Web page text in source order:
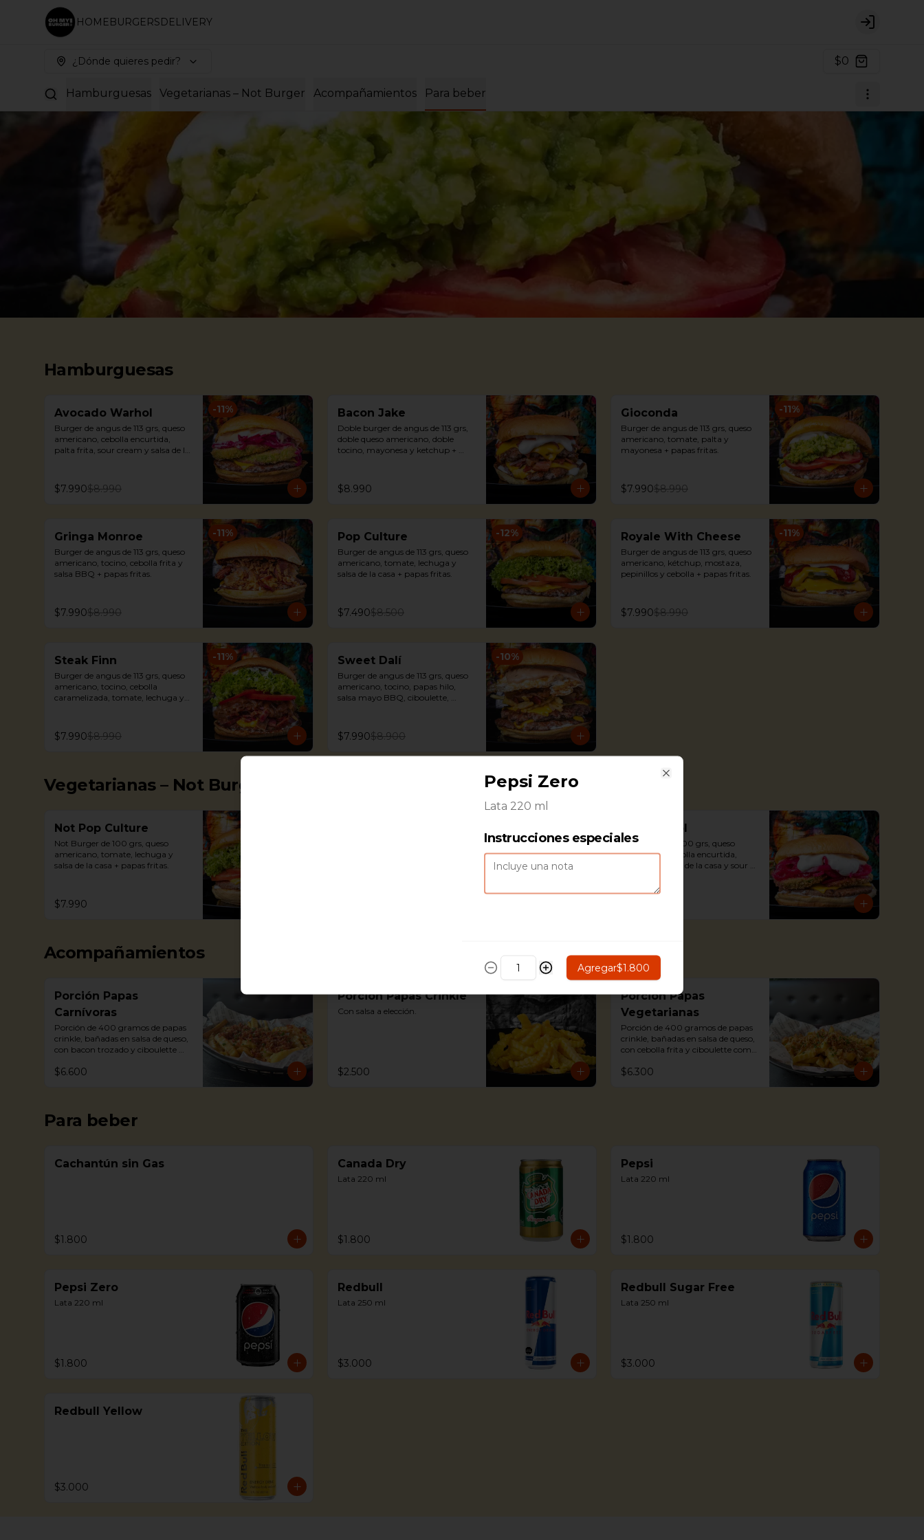
HOMEBURGERSDELIVERY Login
¿Dónde quieres pedir? $0
Hamburguesas Vegetarianas – Not Burger Acompañamientos Para beber
Hamburguesas
-11%
Avocado Warhol
Burger de angus de 113 grs, queso
americano, cebolla encurtida,
palta frita, sour cream y salsa de la
$7.990$8.990
Bacon Jake
Doble burger de angus de 113 grs,
doble queso americano, doble
tocino, mayonesa y ketchup +
$8.990
-11%
Gioconda
Burger de angus de 113 grs, queso
americano, tomate, palta y
mayonesa + papas fritas.
$7.990$8.990
-11%
Gringa Monroe
Burger de angus de 113 grs, queso
americano, tocino, cebolla frita y
salsa BBQ + papas fritas.
$7.990$8.990
-12%
Pop Culture
Burger de angus de 113 grs, queso
americano, tomate, lechuga y
salsa de la casa + papas fritas.
$7.490$8.500
-11%
Royale With Cheese
Burger de angus de 113 grs, queso
americano, kétchup, mostaza,
pepinillos y cebolla + papas fritas.
$7.990$8.990
-11%
Steak Finn
Burger de angus de 113 grs, queso
americano, tocino, cebolla
caramelizada, tomate, lechuga y
$7.990$8.990
-10%
Sweet Dalí
Burger de angus de 113 grs, queso
americano, tocino, papas hilo,
salsa mayo BBQ, ciboulette,
$7.990$8.900
Vegetarianas – Not Burger
Not Pop Culture
Not Burger de 100 grs, queso
americano, tomate, lechuga y
salsa de la casa + papas fritas.
$7.990
Not Warhol
Not Burger de 100 grs, queso
americano, cebolla encurtida,
palta frita, salsa de la casa y sour
Acompañamientos
Porción Papas
Carnívoras
Porción de 400 gramos de papas
crinkle, bañadas en salsa de queso,
con bacon trozado y ciboulette
$6.600
Porción Papas Crinkle
Con salsa a elección.
$2.500
Porción Papas
Vegetarianas
Porción de 400 gramos de papas
crinkle, bañadas en salsa de queso,
con cebolla frita y ciboulette como
$6.300
Para beber
Cachantún sin Gas
$1.800
Canada Dry
Lata 220 ml
$1.800
Pepsi
Lata 220 ml
$1.800
Pepsi Zero
Lata 220 ml
$1.800
Redbull
Lata 250 ml
$3.000
Redbull Sugar Free
Lata 250 ml
$3.000
Redbull Yellow
$3.000
Pepsi Zero
Lata 220 ml
Instrucciones especiales
Agregar$1.800